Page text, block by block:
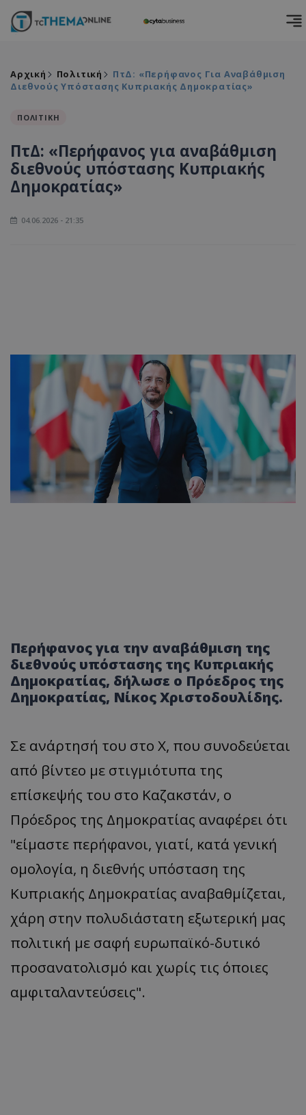
Αρχική Πολιτική
ΠτΔ: «Περήφανος Για Αναβάθμιση
Διεθνούς Υπόστασης Κυπριακής Δημοκρατίας»
ΠΟΛΙΤΙΚΗ
ΠτΔ: «Περήφανος για αναβάθμιση
διεθνούς υπόστασης Κυπριακής
Δημοκρατίας»
04.06.2026 - 21:35
Περήφανος για την αναβάθμιση της
διεθνούς υπόστασης της Κυπριακής
Δημοκρατίας, δήλωσε ο Πρόεδρος της
Δημοκρατίας, Νίκος Χριστοδουλίδης.
Σε ανάρτησή του στο Χ, που συνοδεύεται
από βίντεο με στιγμιότυπα της
επίσκεψής του στο Καζακστάν, ο
Πρόεδρος της Δημοκρατίας αναφέρει ότι
"είμαστε περήφανοι, γιατί, κατά γενική
ομολογία, η διεθνής υπόσταση της
Κυπριακής Δημοκρατίας αναβαθμίζεται,
χάρη στην πολυδιάστατη εξωτερική μας
πολιτική με σαφή ευρωπαϊκό-δυτικό
προσανατολισμό και χωρίς τις όποιες
αμφιταλαντεύσεις".